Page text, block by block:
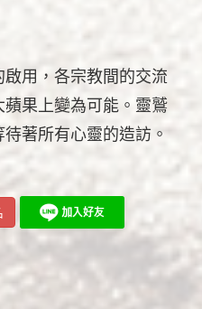
用，各宗教間的交流
果上變為可能。靈鷲
著所有心靈的造訪。